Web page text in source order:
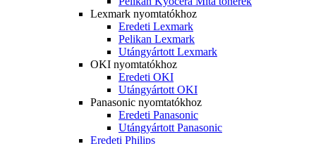
Lexmark nyomtatókhoz
Eredeti Lexmark
Pelikan Lexmark
Utángyártott Lexmark
OKI nyomtatókhoz
Eredeti OKI
Utángyártott OKI
Panasonic nyomtatókhoz
Eredeti Panasonic
Utángyártott Panasonic
Eredeti Philips